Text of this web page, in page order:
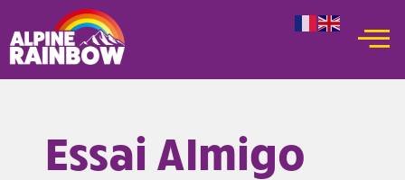
au
contenu
Essai AImigo